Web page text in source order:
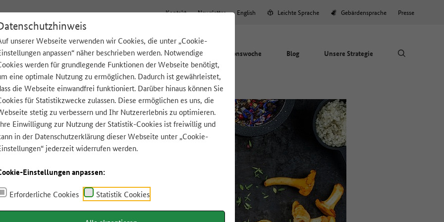
unserer Webseite verwenden wir Cookies, die unter „Cookie-
anpassen“ näher beschrieben werden. Notwendige
werden für grundlegende Funktionen der Webseite benötigt,
eine optimale Nutzung zu ermöglichen. Dadurch ist gewährleistet,
die Webseite einwandfrei funktioniert. Darüber hinaus können Sie
für Statistikzwecke zulassen. Diese ermöglichen es uns, die
stetig zu verbessern und Ihr Nutzererlebnis zu optimieren.
Einwilligung zur Nutzung der Statistik-Cookies ist freiwillig und
in der Datenschutzerklärungdieser Webseite unter „Cookie-
jederzeit widerrufen werden.
Einstellungen anpassen:
Erforderliche Cookies Statistik Cookies
Kontakt Newsletter English Leichte Sprache Gebärdensprache Presse
Tipps für zu Hause Lebensmittel A-Z App Aktionswoche Blog Unsere Strategie